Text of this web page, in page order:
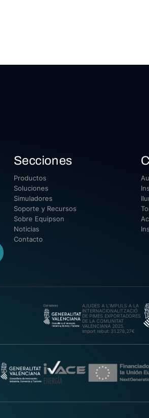
Secciones
Productos
Soluciones
Simuladores
Soporte y Recursos
Sobre Equipson
Noticias
Contacto
AJUDES A L’IMPULS A LA
INTERNACIONALITZACIÓ
DE PIMES EXPORTADORES
DE LA COMUNITAT
VALENCIANA 2025.
Import rebut: 31.278,27€